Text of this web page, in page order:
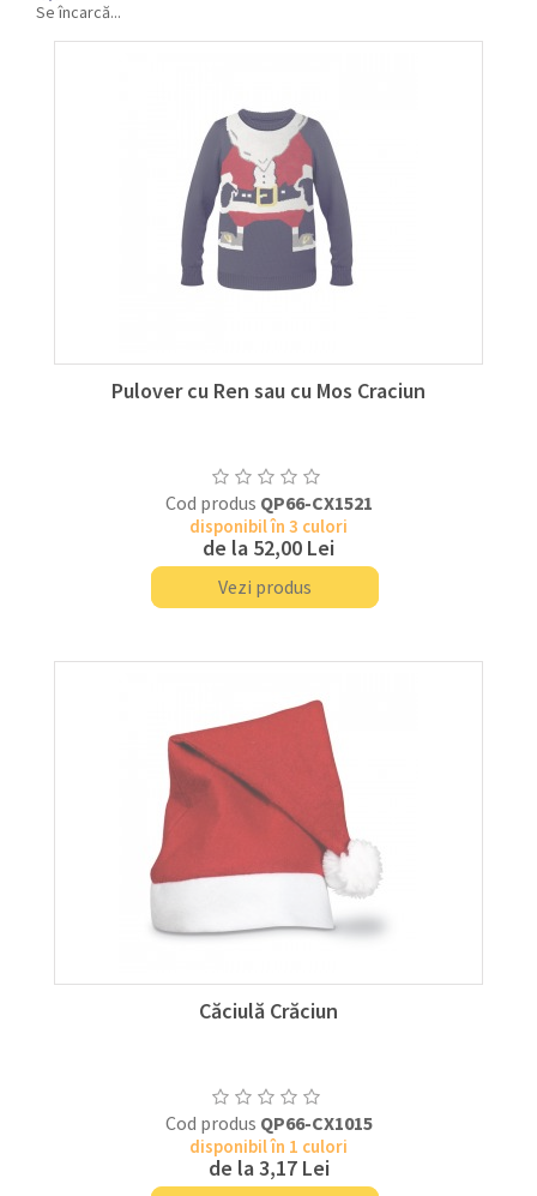
Se încarcă...
Pulover cu Ren sau cu Mos Craciun
Cod produs QP66-CX1521
disponibil în 3 culori
de la 52,00 Lei
Vezi produs
Căciulă Crăciun
Cod produs QP66-CX1015
disponibil în 1 culori
de la 3,17 Lei